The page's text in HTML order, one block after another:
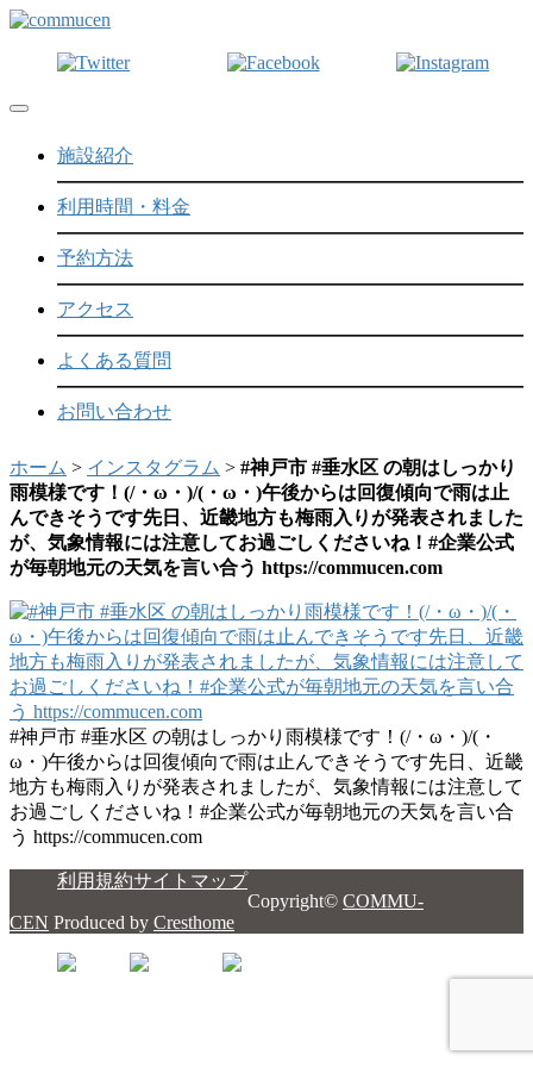
Toggle navigation
施設紹介
利用時間・料金
予約方法
アクセス
よくある質問
お問い合わせ
ホーム > インスタグラム > #神戸市 #垂水区 の朝はしっかり
雨模様です！(/・ω・)/(・ω・)午後からは回復傾向で雨は止
んできそうです先日、近畿地方も梅雨入りが発表されました
が、気象情報には注意してお過ごしくださいね！#企業公式
が毎朝地元の天気を言い合う https://commucen.com
#神戸市 #垂水区 の朝はしっかり雨模様です！(/・ω・)/(・
ω・)午後からは回復傾向で雨は止んできそうです先日、近畿
地方も梅雨入りが発表されましたが、気象情報には注意して
お過ごしくださいね！#企業公式が毎朝地元の天気を言い合
う https://commucen.com
利用規約サイトマップ
Copyright© COMMU-
CEN Produced by Cresthome